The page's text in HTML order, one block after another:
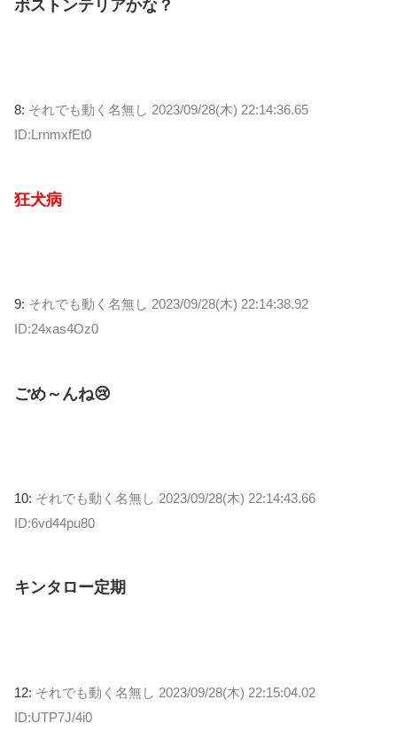
ボストンテリアかな？
8: それでも動く名無し 2023/09/28(木) 22:14:36.65
ID:LrnmxfEt0
狂犬病
9: それでも動く名無し 2023/09/28(木) 22:14:38.92
ID:24xas4Oz0
ごめ～んね😢
10: それでも動く名無し 2023/09/28(木) 22:14:43.66
ID:6vd44pu80
キンタロー定期
12: それでも動く名無し 2023/09/28(木) 22:15:04.02
ID:UTP7J/4i0